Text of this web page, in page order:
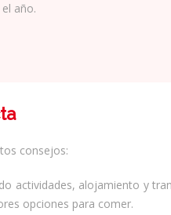
año.
consejos:
actividades, alojamiento y
opciones para comer.